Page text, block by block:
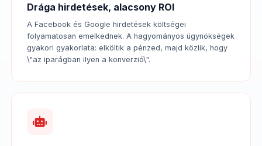
Drága hirdetések, alacsony ROI
A Facebook és Google hirdetések költségei
folyamatosan emelkednek. A hagyományos ügynökségek
gyakori gyakorlata: elköltik a pénzed, majd közlik, hogy
\"az iparágban ilyen a konverzió\".